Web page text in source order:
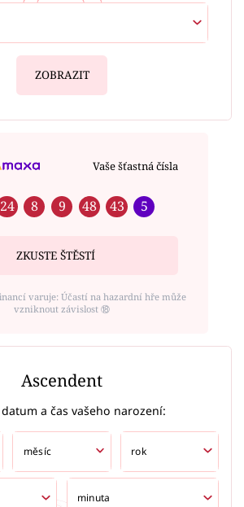
ZOBRAZIT
Vaše šťastná čísla
24 8 9 48 43 5
ZKUSTE ŠTĚSTÍ
varuje: Účastí na hazardní hře může
vzniknout závislost ⑱
Ascendent
a čas vašeho narození: